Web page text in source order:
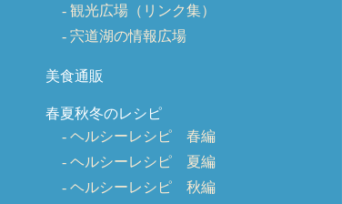
観光広場（リンク集）
宍道湖の情報広場
美食通販
春夏秋冬のレシピ
ヘルシーレシピ 春編
ヘルシーレシピ 夏編
ヘルシーレシピ 秋編